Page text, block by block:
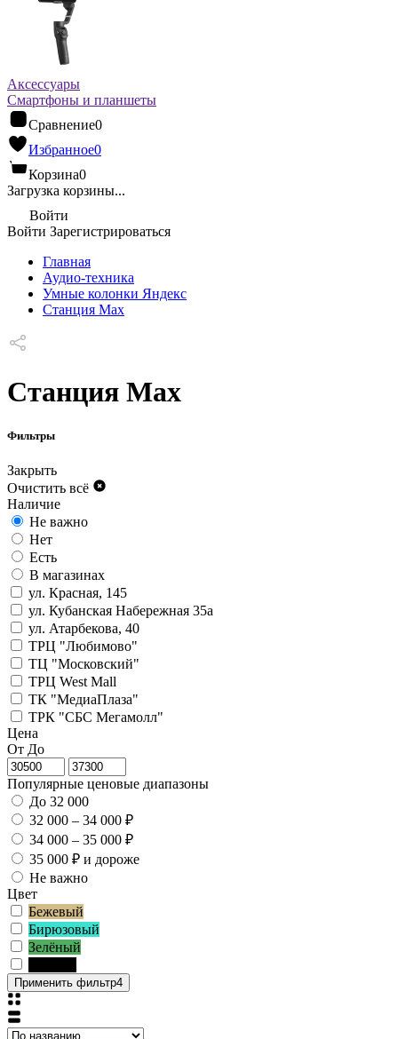
Аксессуары
Смартфоны и планшеты
Сравнение0
Избранное0
Корзина0
Загрузка корзины...
Войти
Войти Зарегистрироваться
Главная
Аудио-техника
Умные колонки Яндекс
Станция Max
Станция Max
Фильтры
Закрыть
Очистить всё
Наличие
Не важно
Нет
Есть
В магазинах
ул. Красная, 145
ул. Кубанская Набережная 35а
ул. Атарбекова, 40
ТРЦ "Любимово"
ТЦ "Московский"
ТРЦ West Mall
ТК "МедиаПлаза"
ТРК "СБС Мегамолл"
Цена
От До
Популярные ценовые диапазоны
До 32 000
32 000 – 34 000 ₽
34 000 – 35 000 ₽
35 000 ₽ и дороже
Не важно
Цвет
Бежевый
Бирюзовый
Зелёный
Применить фильтр4